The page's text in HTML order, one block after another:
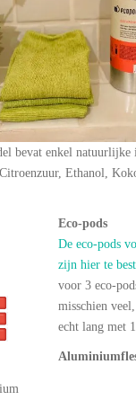
bevat enkel natuurlijke
Ethanol,
Eco-pods
De eco-pods
zijn hier te
voor 3 eco-
misschien
echt lang met